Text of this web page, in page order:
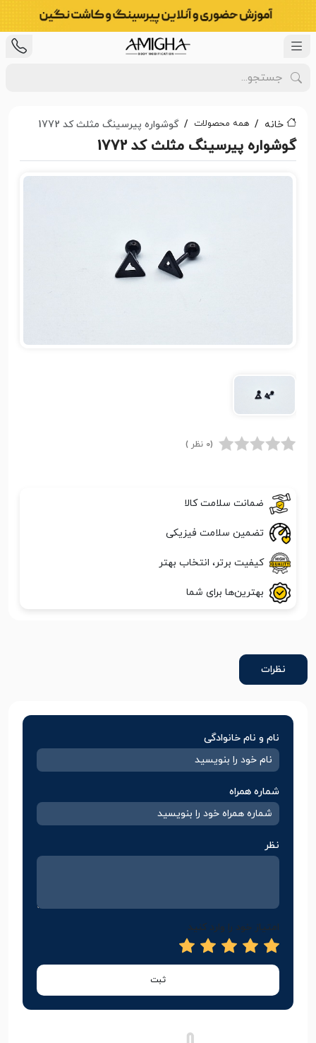
خانه همه محصولات گوشواره پیرسینگ مثلث کد 1772
گوشواره پیرسینگ مثلث کد 1772
(0 نظر )
ضمانت سلامت کالا
تضمین سلامت فیزیکی
کیفیت برتر، انتخاب بهتر
بهترین‌ها برای شما
نظرات
نام و نام خانوادگی
شماره همراه
نظر
امتیاز خود را وارد کنید
ثبت